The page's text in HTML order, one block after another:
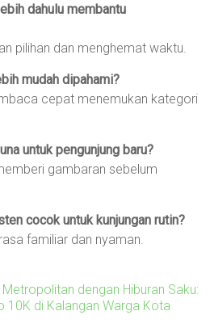
dahulu membantu
pilihan dan menghemat waktu.
mudah dipahami?
cepat menemukan kategori
untuk pengunjung baru?
gambaran sebelum
cocok untuk kunjungan rutin?
familiar dan nyaman.
dengan Hiburan Saku:
10K di Kalangan Warga Kota